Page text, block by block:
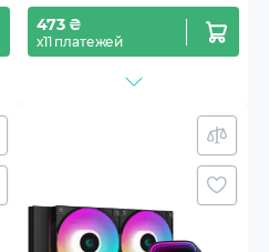
473 ₴
х11 платежей